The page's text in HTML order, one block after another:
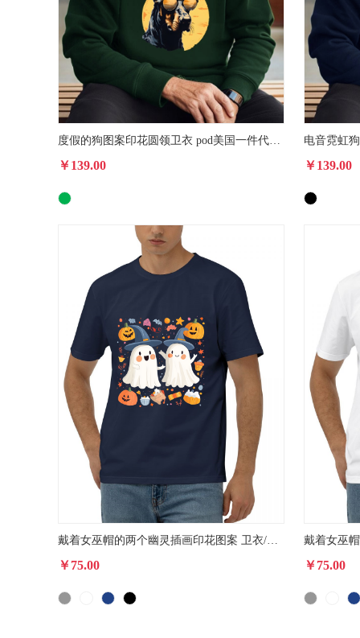
度假的狗图案印花圆领卫衣 pod美国一件代发休闲运动衫男女款
￥139.00 ￥139.00
戴着女巫帽的两个幽灵插画印花图案 卫衣/T恤印花图案
￥75.00 ￥75.00